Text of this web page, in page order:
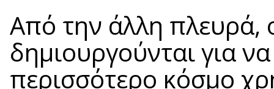
Από την άλλη πλευρά,
δημιουργούνται για
περισσότερο κόσμο